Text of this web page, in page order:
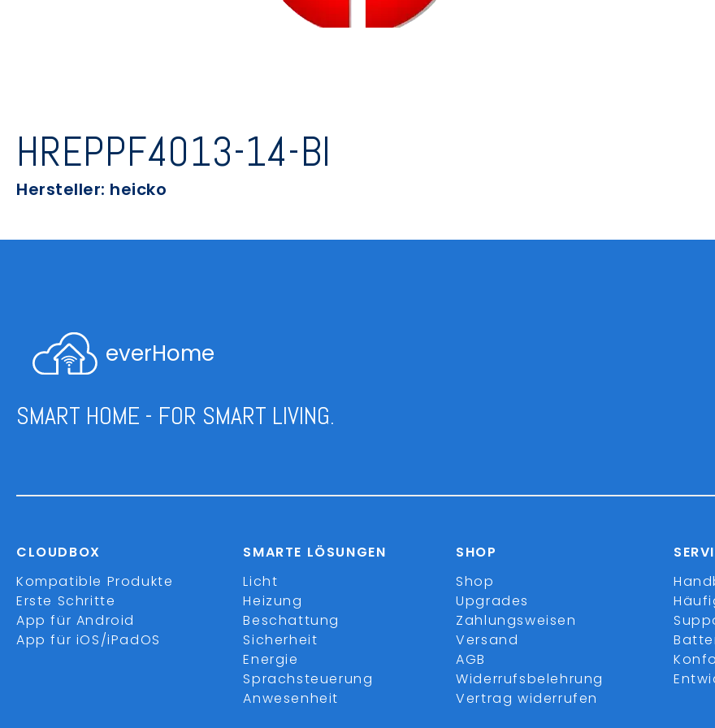
HREPPF4013-14-BI
Hersteller: heicko
everHome
SMART HOME - FOR SMART LIVING.
CLOUDBOX
Kompatible Produkte
Erste Schritte
App für Android
App für iOS/iPadOS
SMARTE LÖSUNGEN
Licht
Heizung
Beschattung
Sicherheit
Energie
Sprachsteuerung
Anwesenheit
SHOP
Shop
Upgrades
Zahlungsweisen
Versand
AGB
Widerrufsbelehrung
Vertrag widerrufen